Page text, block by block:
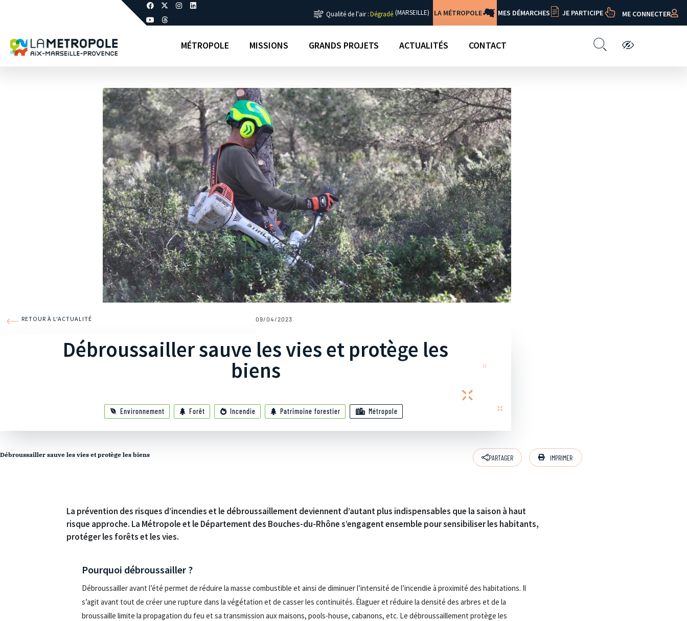
Qualité de l'air :Dégradé (MARSEILLE) LA MÉTROPOLE MES DÉMARCHES JE PARTICIPE ME CONNECTER
MÉTROPOLE MISSIONS GRANDS PROJETS ACTUALITÉS CONTACT
RETOUR À L'ACTUALITÉ 09/04/2023
Débroussailler sauve les vies et protège les
biens
Environnement Forêt Incendie Patrimoine forestier Métropole
Débroussailler sauve les vies et protège les biens PARTAGER IMPRIMER
La prévention des risques d’incendies et le débroussaillement deviennent d’autant plus indispensables que la saison à haut
risque approche. La Métropole et le Département des Bouches-du-Rhône s’engagent ensemble pour sensibiliser les habitants,
protéger les forêts et les vies.
Pourquoi débroussailler ?
Débroussailler avant l’été permet de réduire la masse combustible et ainsi de diminuer l’intensité de l’incendie à proximité des habitations. Il
s’agit avant tout de créer une rupture dans la végétation et de casser les continuités. Élaguer et réduire la densité des arbres et de la
broussaille limite la propagation du feu et sa transmission aux maisons, pools-house, cabanons, etc. Le débroussaillement protège les